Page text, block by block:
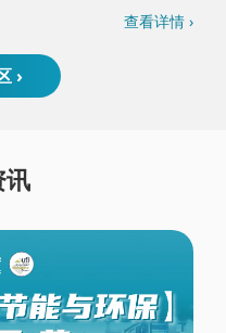
查看详情 ›
›
讯